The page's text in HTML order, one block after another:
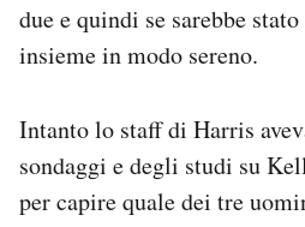
due e quindi se sarebbe
insieme in modo sereno.
Intanto lo staff di Harris
sondaggi e degli studi su
per capire quale dei tre